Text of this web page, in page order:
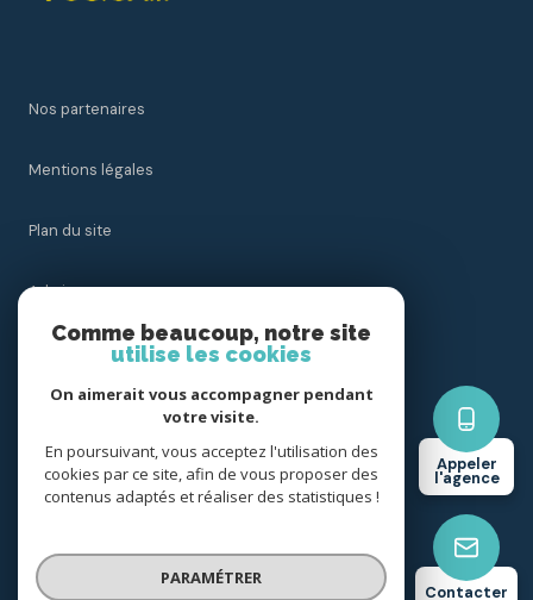
Appeler
l'agence
Contacter
Nos partenaires
Mentions légales
Plan du site
Admin
Nos honoraires
Cookies
© 2026 | Tous droits réservés
Comme beaucoup, notre site
utilise les cookies
On aimerait vous accompagner pendant
votre visite.
En poursuivant, vous acceptez l'utilisation des
cookies par ce site, afin de vous proposer des
contenus adaptés et réaliser des statistiques !
PARAMÉTRER